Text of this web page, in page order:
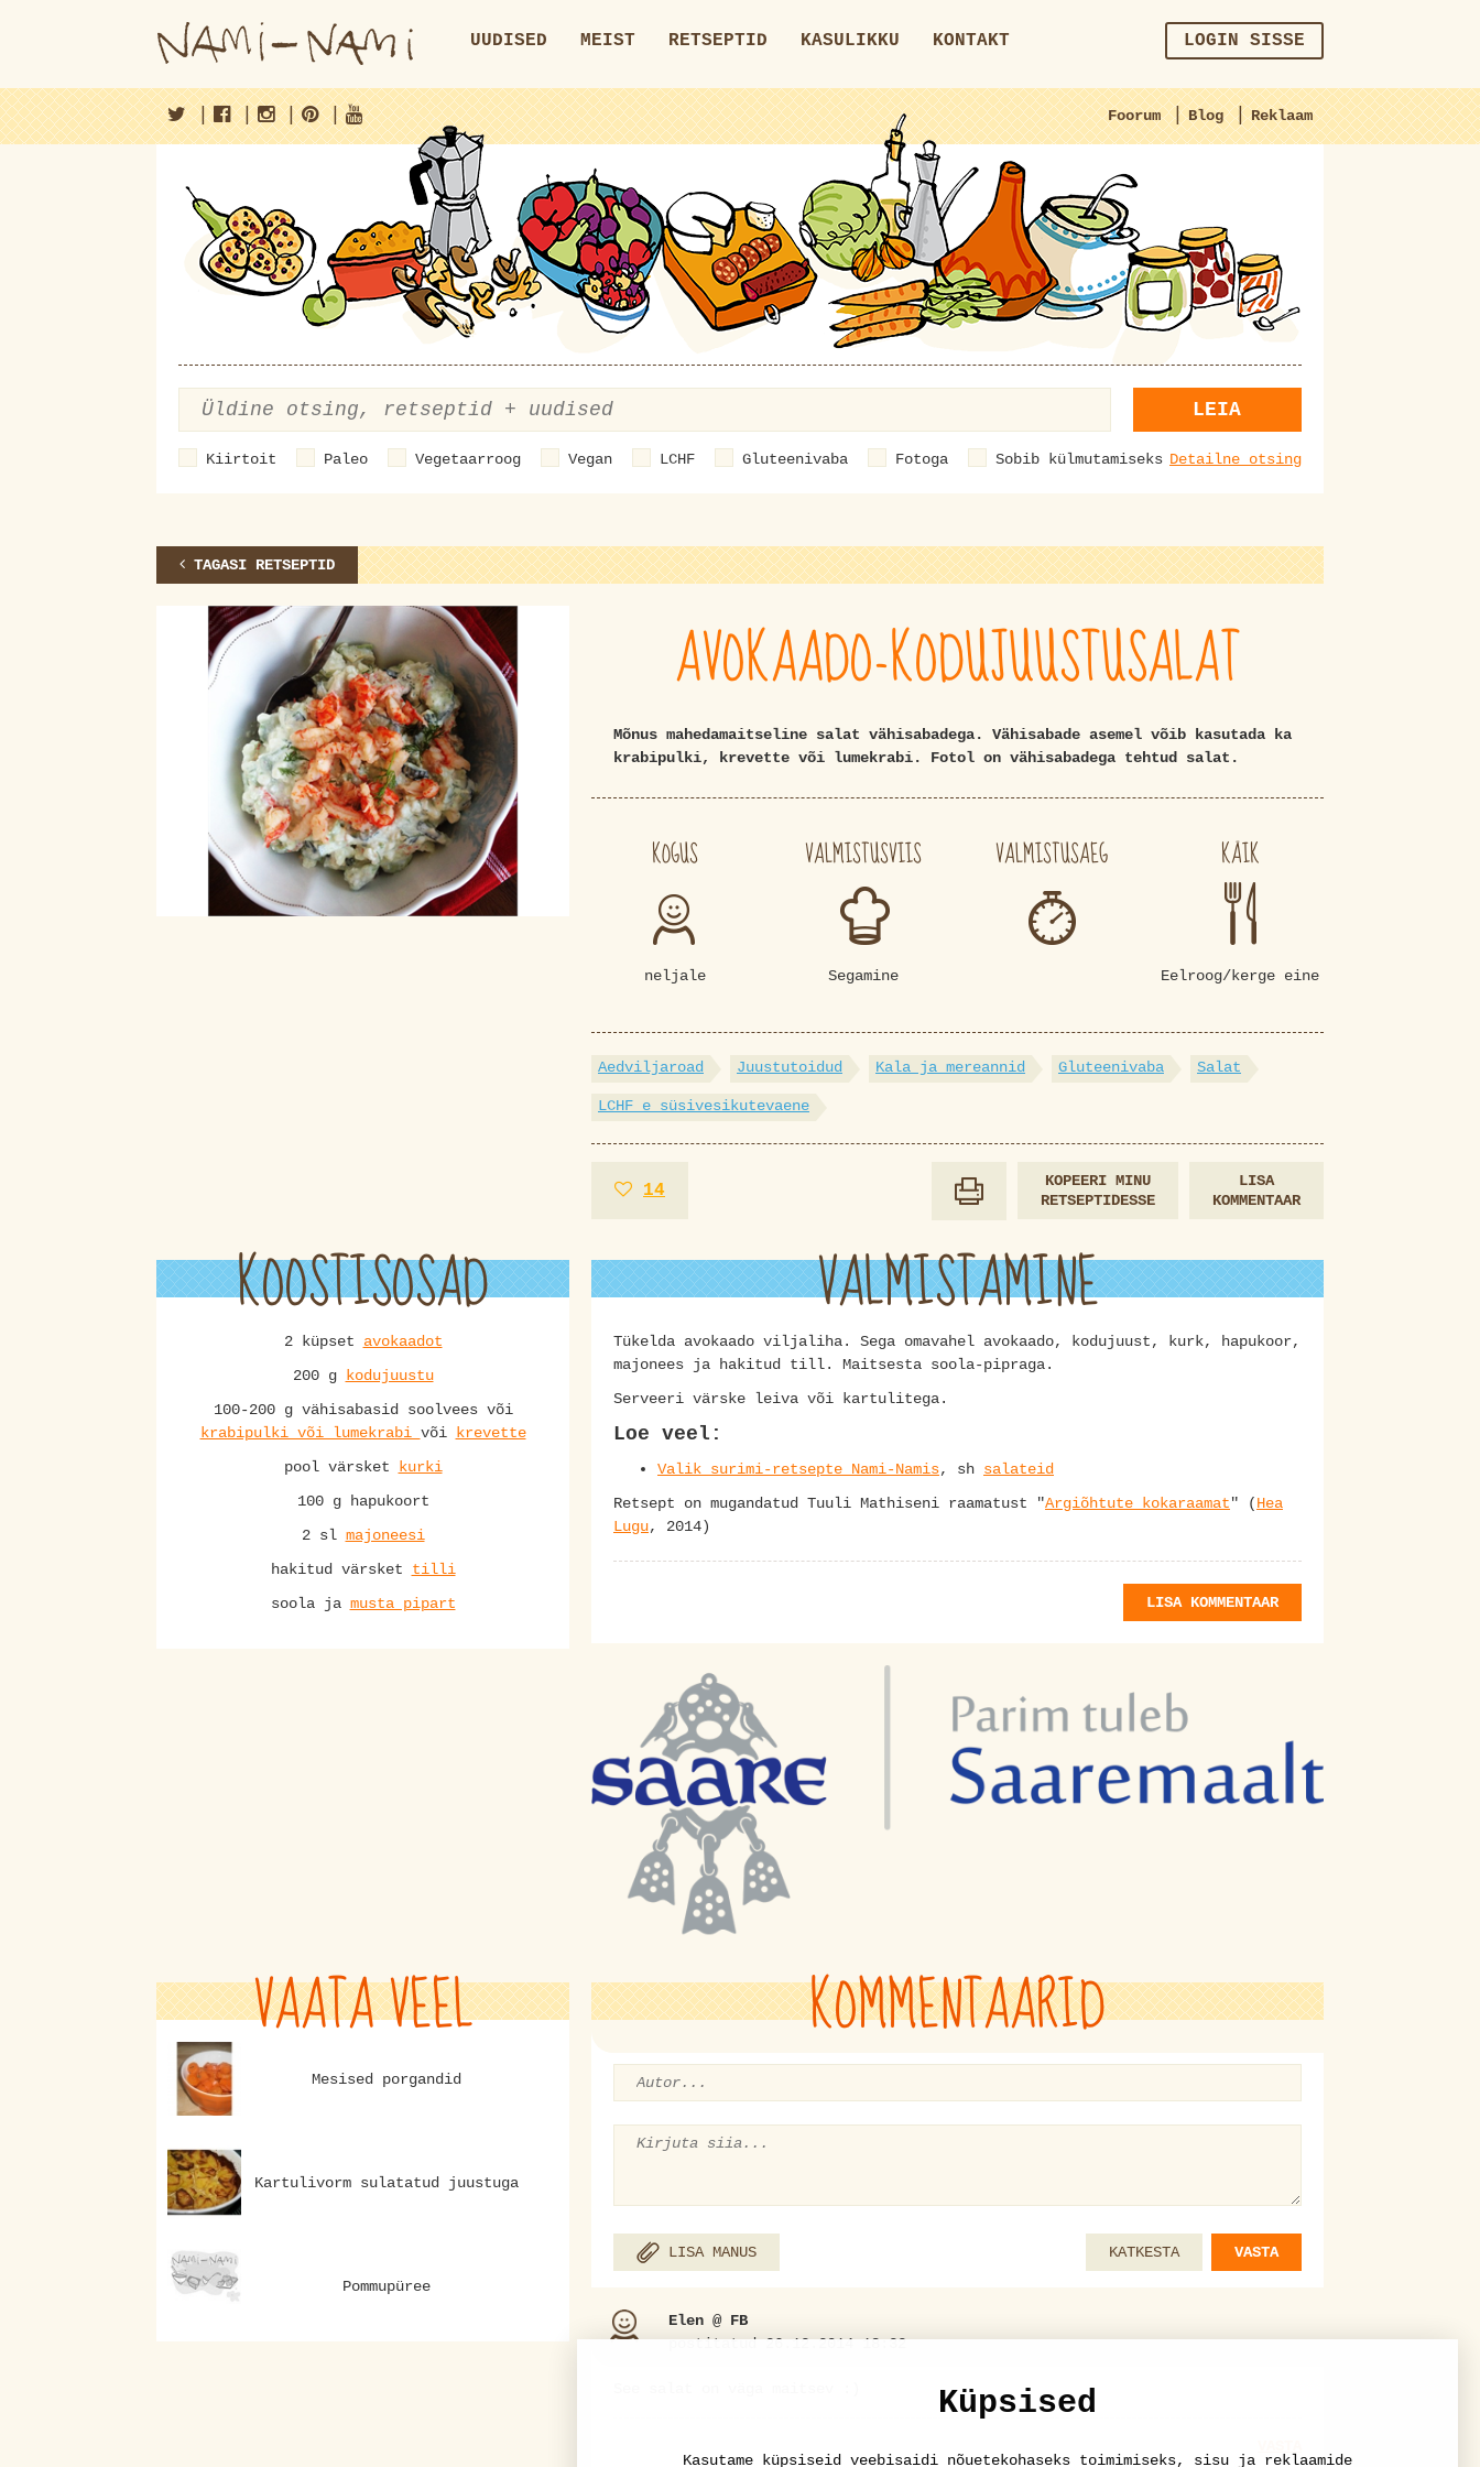
UUDISED MEIST RETSEPTID KASULIKKU KONTAKT LOGIN SISSE
Foorum | Blog | Reklaam
| | | |
LEIA
Kiirtoit Paleo Vegetaarroog Vegan LCHF Gluteenivaba Fotoga Sobib külmutamiseks Detailne otsing
TAGASI RETSEPTID
AVOKAADO-KODUJUUSTUSALAT
Mõnus mahedamaitseline salat vähisabadega. Vähisabade asemel võib kasutada ka
krabipulki, krevette või lumekrabi. Fotol on vähisabadega tehtud salat.
KOGUS
neljale
VALMISTUSVIIS
Segamine
VALMISTUSAEG KÄIK
Eelroog/kerge eine
Aedviljaroad Juustutoidud Kala ja mereannid Gluteenivaba Salat
LCHF e süsivesikutevaene
14
LISA
KOMMENTAAR
KOPEERI MINU
RETSEPTIDESSE
KOOSTISOSAD
2 küpset avokaadot
200 g kodujuustu
100-200 g vähisabasid soolvees või
krabipulki või lumekrabi või krevette
pool värsket kurki
100 g hapukoort
2 sl majoneesi
hakitud värsket tilli
soola ja musta pipart
VALMISTAMINE
Tükelda avokaado viljaliha. Sega omavahel avokaado, kodujuust, kurk, hapukoor,
majonees ja hakitud till. Maitsesta soola-pipraga.
Serveeri värske leiva või kartulitega.
Loe veel:
Valik surimi-retsepte Nami-Namis, sh salateid
Retsept on mugandatud Tuuli Mathiseni raamatust "Argiõhtute kokaraamat" (Hea
Lugu, 2014)
LISA KOMMENTAAR
KOMMENTAARID
LISA MANUS KATKESTA VASTA
Elen @ FB
postitatud 26.12.2014 18:32
VAATA VEEL
Mesised porgandid
Kartulivorm sulatatud juustuga
Pommupüree
Küpsised
Kasutame küpsiseid veebisaidi nõuetekohaseks toimimiseks, sisu ja reklaamide